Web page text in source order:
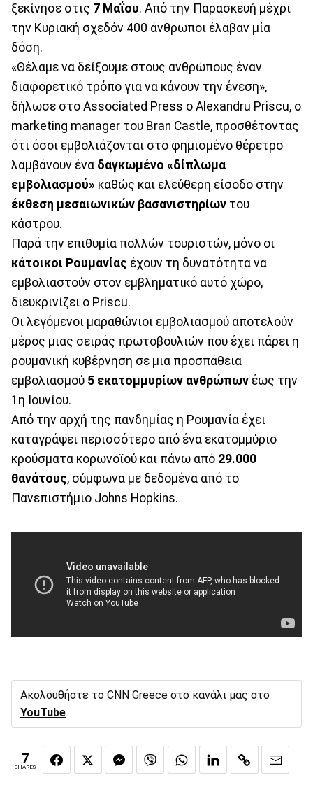
ξεκίνησε στις 7 Μαΐου. Από την Παρασκευή μέχρι
την Κυριακή σχεδόν 400 άνθρωποι έλαβαν μία
δόση.
«Θέλαμε να δείξουμε στους ανθρώπους έναν
διαφορετικό τρόπο για να κάνουν την ένεση»,
δήλωσε στο Associated Press ο Alexandru Priscu, ο
marketing manager του Bran Castle, προσθέτοντας
ότι όσοι εμβολιάζονται στο φημισμένο θέρετρο
λαμβάνουν ένα δαγκωμένο «δίπλωμα
εμβολιασμού» καθώς και ελεύθερη είσοδο στην
έκθεση μεσαιωνικών βασανιστηρίων του
κάστρου.
Παρά την επιθυμία πολλών τουριστών, μόνο οι
κάτοικοι Ρουμανίας έχουν τη δυνατότητα να
εμβολιαστούν στον εμβληματικό αυτό χώρο,
διευκρινίζει ο Priscu.
Οι λεγόμενοι μαραθώνιοι εμβολιασμού αποτελούν
μέρος μιας σειράς πρωτοβουλιών που έχει πάρει η
ρουμανική κυβέρνηση σε μια προσπάθεια
εμβολιασμού 5 εκατομμυρίων ανθρώπων έως την
1η Ιουνίου.
Από την αρχή της πανδημίας η Ρουμανία έχει
καταγράψει περισσότερο από ένα εκατομμύριο
κρούσματα κορωνοϊού και πάνω από 29.000
θανάτους, σύμφωνα με δεδομένα από το
Πανεπιστήμιο Johns Hopkins.
Ακολουθήστε το CNN Greece στο κανάλι μας στο
YouTube
7
SHARES